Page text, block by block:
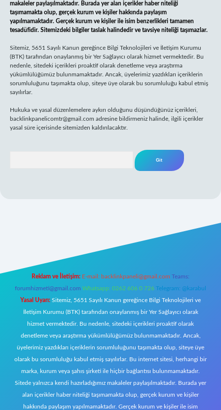
makaleler paylaşılmaktadır. Burada yer alan içerikler haber niteliği
taşımamakta olup, gerçek kurum ve kişiler hakkında paylaşım
yapılmamaktadır. Gerçek kurum ve kişiler ile isim benzerlikleri tamamen
tesadüfidir. Sitemizdeki bilgiler taslak halindedir ve tavsiye niteliği taşımazlar.
Sitemiz, 5651 Sayılı Kanun gereğince Bilgi Teknolojileri ve İletişim Kurumu
(BTK) tarafından onaylanmış bir Yer Sağlayıcı olarak hizmet vermektedir. Bu
nedenle, sitedeki içerikleri proaktif olarak denetleme veya araştırma
yükümlülüğümüz bulunmamaktadır. Ancak, üyelerimiz yazdıkları içeriklerin
sorumluluğunu taşımakta olup, siteye üye olarak bu sorumluluğu kabul etmiş
sayılırlar.
Hukuka ve yasal düzenlemelere aykırı olduğunu düşündüğünüz içerikleri,
backlinkpanelicomtr@gmail.com adresine bildirmeniz halinde, ilgili içerikler
yasal süre içerisinde sitemizden kaldırılacaktır.
Reklam ve İletişim: E-mail: backlinkpaneli@gmail.com Teams:
forumhizmeti@gmail.com Whatsapp: 0262 606 0 726 Telegram: @karabul
Yasal Uyarı: Sitemiz, 5651 Sayılı Kanun gereğince Bilgi Teknolojileri ve
İletişim Kurumu (BTK) tarafından onaylanmış bir Yer Sağlayıcı olarak
hizmet vermektedir. Bu nedenle, sitedeki içerikleri proaktif olarak
denetleme veya araştırma yükümlülüğümüz bulunmamaktadır. Ancak,
üyelerimiz yazdıkları içeriklerin sorumluluğunu taşımakta olup, siteye üye
olarak bu sorumluluğu kabul etmiş sayılırlar. Bu internet sitesi, herhangi bir
marka, kurum veya şahıs şirketi ile hiçbir bağlantısı bulunmamaktadır.
Sitede yalnızca kendi hazırladığımız makaleler paylaşılmaktadır. Burada yer
alan içerikler haber niteliği taşımamakta olup, gerçek kurum ve kişiler
hakkında paylaşım yapılmamaktadır. Gerçek kurum ve kişiler ile isim